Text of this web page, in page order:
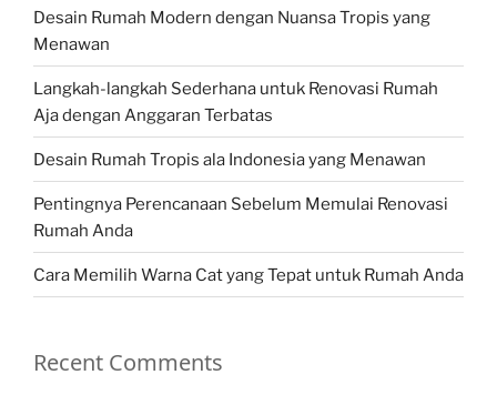
Desain Rumah Modern dengan Nuansa Tropis yang
Menawan
Langkah-langkah Sederhana untuk Renovasi Rumah
Aja dengan Anggaran Terbatas
Desain Rumah Tropis ala Indonesia yang Menawan
Pentingnya Perencanaan Sebelum Memulai Renovasi
Rumah Anda
Cara Memilih Warna Cat yang Tepat untuk Rumah Anda
Recent Comments